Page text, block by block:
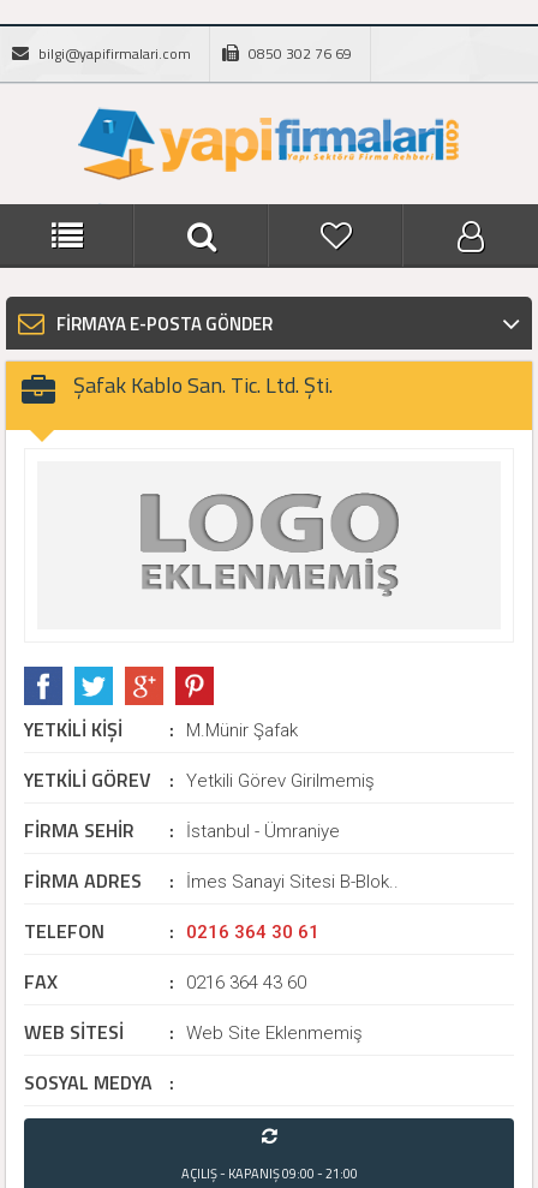
bilgi@yapifirmalari.com 0850 302 76 69
FİRMAYA E-POSTA GÖNDER
Şafak Kablo San. Tic. Ltd. Şti.
YETKİLİ KİŞİ : M.Münir Şafak
YETKİLİ GÖREV : Yetkili Görev Girilmemiş
FİRMA SEHİR : İstanbul - Ümraniye
FİRMA ADRES : İmes Sanayi Sitesi B-Blok..
TELEFON : 0216 364 30 61
FAX : 0216 364 43 60
WEB SİTESİ : Web Site Eklenmemiş
SOSYAL MEDYA :
AÇILIŞ - KAPANIŞ09:00 - 21:00